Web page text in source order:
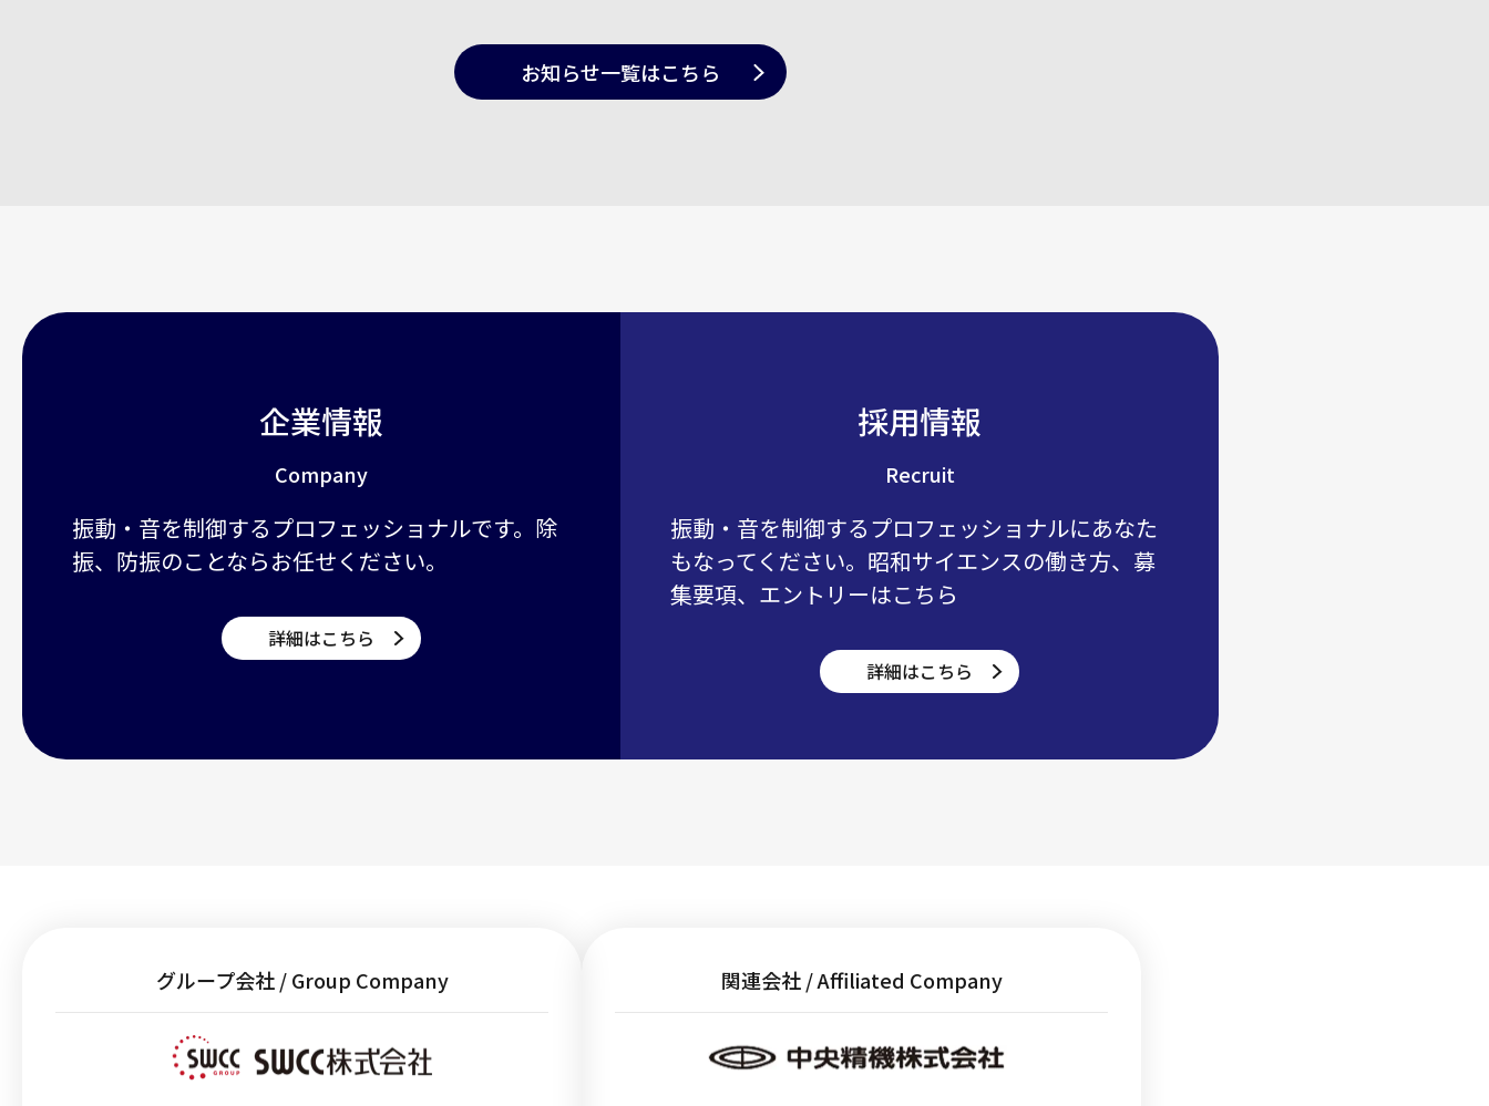
お知らせ一覧はこちら
企業情報
Company
振動・音を制御するプロフェッショナルです。除
振、防振のことならお任せください。
詳細はこちら
採用情報
Recruit
振動・音を制御するプロフェッショナルにあなた
もなってください。昭和サイエンスの働き方、募
集要項、エントリーはこちら
詳細はこちら
グループ会社 / Group Company 関連会社 / Affiliated Company